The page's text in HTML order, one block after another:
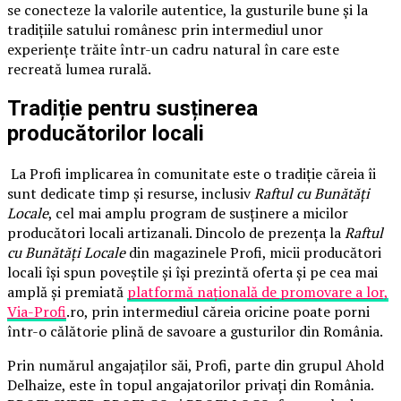
se conecteze la valorile autentice, la gusturile bune și la
tradițiile satului românesc prin intermediul unor
experiențe trăite într-un cadru natural în care este
recreată lumea rurală.
Tradiție pentru susținerea
producătorilor locali
La Profi implicarea în comunitate este o tradiție căreia îi
sunt dedicate timp și resurse, inclusivRaftul cu Bunătăți
Locale, cel mai amplu program de susținere a micilor
producători locali artizanali. Dincolo de prezența laRaftul
cu Bunătăți Localedin magazinele Profi, micii producători
locali își spun poveștile și își prezintă oferta și pe cea mai
amplă și premiată platformă națională de promovare a lor,
Via-Profi.ro, prin intermediul căreia oricine poate porni
într-o călătorie plină de savoare a gusturilor din România.
Prin numărul angajaților săi, Profi, parte din grupul Ahold
Delhaize, este în topul angajatorilor privați din România.